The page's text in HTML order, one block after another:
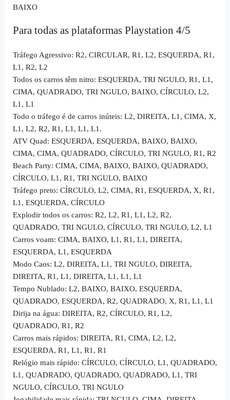
BAIXO
Para todas as plataformas Playstation 4/5
Tráfego Agressivo: R2, CIRCULAR, R1, L2, ESQUERDA, R1,
L1, R2, L2
Todos os carros têm nitro: ESQUERDA, TRI NGULO, R1, L1,
CIMA, QUADRADO, TRI NGULO, BAIXO, CÍRCULO, L2,
L1, L1
Todo o tráfego é de carros inúteis: L2, DIREITA, L1, CIMA, X,
L1, L2, R2, R1, L1, L1, L1.
ATV Quad: ESQUERDA, ESQUERDA, BAIXO, BAIXO,
CIMA, CIMA, QUADRADO, CÍRCULO, TRI NGULO, R1, R2
Beach Party: CIMA, CIMA, BAIXO, BAIXO, QUADRADO,
CÍRCULO, L1, R1, TRI NGULO, BAIXO
Tráfego preto: CÍRCULO, L2, CIMA, R1, ESQUERDA, X, R1,
L1, ESQUERDA, CÍRCULO
Explodir todos os carros: R2, L2, R1, L1, L2, R2,
QUADRADO, TRI NGULO, CÍRCULO, TRI NGULO, L2, L1
Carros voam: CIMA, BAIXO, L1, R1, L1, DIREITA,
ESQUERDA, L1, ESQUERDA
Modo Caos: L2, DIREITA, L1, TRI NGULO, DIREITA,
DIREITA, R1, L1, DIREITA, L1, L1, L1
Tempo Nublado: L2, BAIXO, BAIXO, ESQUERDA,
QUADRADO, ESQUERDA, R2, QUADRADO, X, R1, L1, L1
Dirija na água: DIREITA, R2, CÍRCULO, R1, L2,
QUADRADO, R1, R2
Carros mais rápidos: DIREITA, R1, CIMA, L2, L2,
ESQUERDA, R1, L1, R1, R1
Relógio mais rápido: CÍRCULO, CÍRCULO, L1, QUADRADO,
L1, QUADRADO, QUADRADO, QUADRADO, L1, TRI
NGULO, CÍRCULO, TRI NGULO